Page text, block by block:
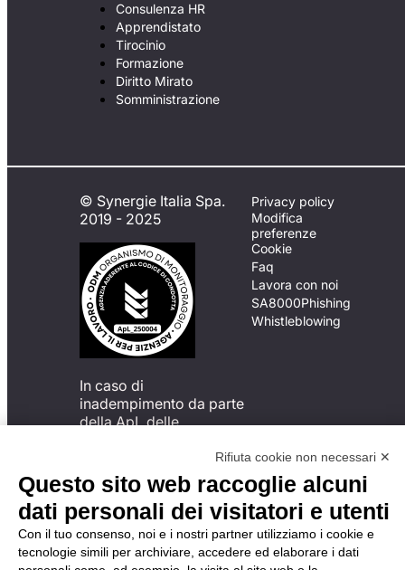
Consulenza HR
Apprendistato
Tirocinio
Formazione
Diritto Mirato
Somministrazione
© Synergie Italia Spa.
2019 - 2025
In caso di
inadempimento da parte
della ApL delle
del Codice di Condotta, è
possibile presentare un
reclamo
all’Organismo di
Monitoraggio utilizzando
una delle modalità
descritte al seguente
Privacy policy
Modifica
preferenze
Cookie
Faq
Lavora con noi
SA8000Phishing
Whistleblowing
Rifiuta cookie non necessari ✕
Questo sito web raccoglie alcuni
dati personali dei visitatori e utenti
Con il tuo consenso, noi e i nostri partner utilizziamo i cookie e
tecnologie simili per archiviare, accedere ed elaborare i dati